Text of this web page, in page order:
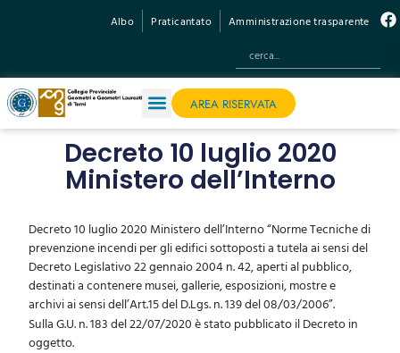
Albo Praticantato Amministrazione trasparente
AREA RISERVATA
Decreto 10 luglio 2020
Ministero dell’Interno
Decreto 10 luglio 2020 Ministero dell’Interno “Norme Tecniche di
prevenzione incendi per gli edifici sottoposti a tutela ai sensi del
Decreto Legislativo 22 gennaio 2004 n. 42, aperti al pubblico,
destinati a contenere musei, gallerie, esposizioni, mostre e
archivi ai sensi dell’Art.15 del D.Lgs. n. 139 del 08/03/2006”.
Sulla G.U. n. 183 del 22/07/2020 è stato pubblicato il Decreto in
oggetto.